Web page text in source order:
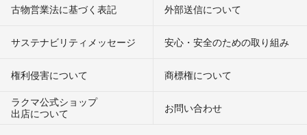
古物営業法に基づく表記 外部送信について
サステナビリティメッセージ 安心・安全のための取り組み
権利侵害について
商標権について
ラクマ公式ショップ
出店について
お問い合わせ